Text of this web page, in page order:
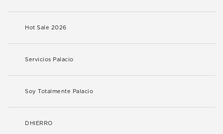
Hot Sale 2026
Servicios Palacio
Soy Totalmente Palacio
DHIERRO